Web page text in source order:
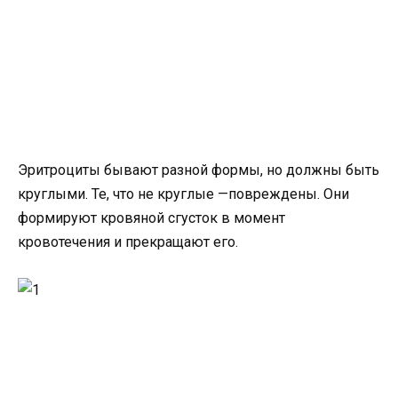
Эритроциты бывают разной формы, но должны быть
круглыми. Те, что не круглые —повреждены. Они
формируют кровяной сгусток в момент
кровотечения и прекращают его.